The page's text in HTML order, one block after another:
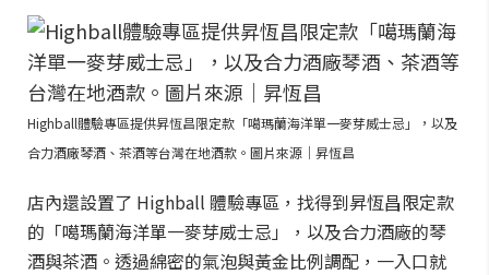
Highball體驗專區提供昇恆昌限定款「噶瑪蘭海洋單一麥芽威士忌」，以及
合力酒廠琴酒、茶酒等台灣在地酒款。圖片來源｜昇恆昌
店內還設置了 Highball 體驗專區，找得到昇恆昌限定款
的「噶瑪蘭海洋單一麥芽威士忌」，以及合力酒廠的琴
酒與茶酒。透過綿密的氣泡與黃金比例調配，一入口就